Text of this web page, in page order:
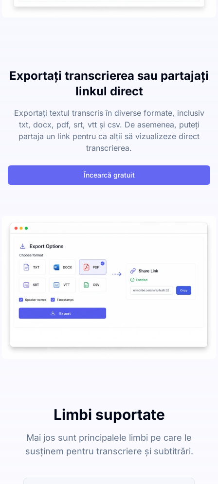
Exportați transcrierea sau partajați
linkul direct
Exportați textul transcris în diverse formate, inclusiv
txt, docx, pdf, srt, vtt și csv. De asemenea, puteți
partaja un link pentru ca alții să vizualizeze direct
transcrierea.
Încearcă gratuit
Limbi suportate
Mai jos sunt principalele limbi pe care le
susținem pentru transcriere și subtitrări.